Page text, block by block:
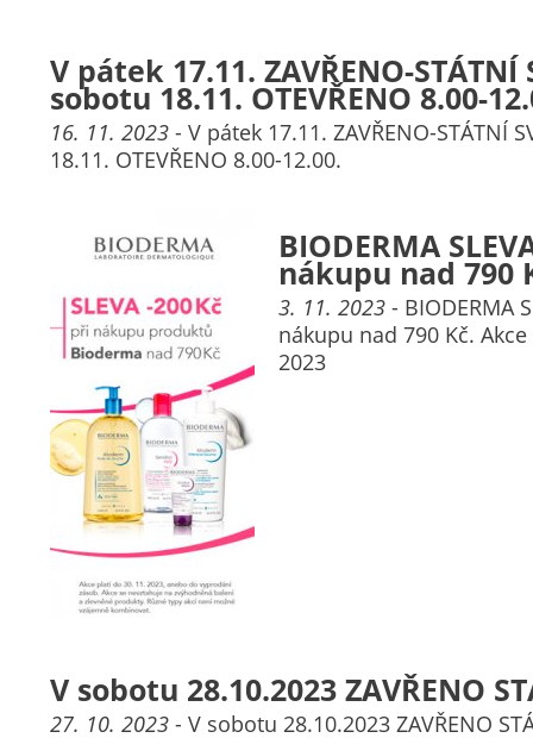
V pátek 17.11. ZAVŘENO-STÁTNÍ
sobotu 18.11. OTEVŘENO 8.00-
16. 11. 2023 - V pátek 17.11. ZAVŘENO-STÁTNÍ
18.11. OTEVŘENO 8.00-12.00.
BIODERMA
nákupu nad 790
3. 11. 2023 - BIODERMA
nákupu nad 790 Kč.
2023
V sobotu 28.10.2023 ZAVŘENO
27. 10. 2023 - V sobotu 28.10.2023 ZAVŘENO